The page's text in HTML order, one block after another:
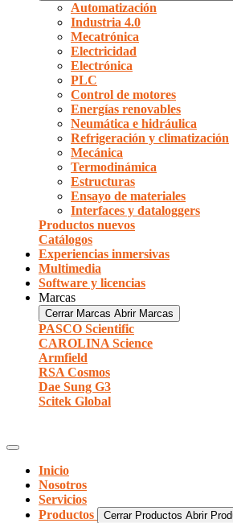
Automatización
Industria 4.0
Mecatrónica
Electricidad
Electrónica
PLC
Control de motores
Energías renovables
Neumática e hidráulica
Refrigeración y climatización
Mecánica
Termodinámica
Estructuras
Ensayo de materiales
Interfaces y dataloggers
Productos nuevos
Catálogos
Experiencias inmersivas
Multimedia
Software y licencias
Marcas
Cerrar Marcas Abrir Marcas
PASCO Scientific
CAROLINA Science
Armfield
RSA Cosmos
Dae Sung G3
Scitek Global
Inicio
Nosotros
Servicios
Productos
Cerrar Productos Abrir